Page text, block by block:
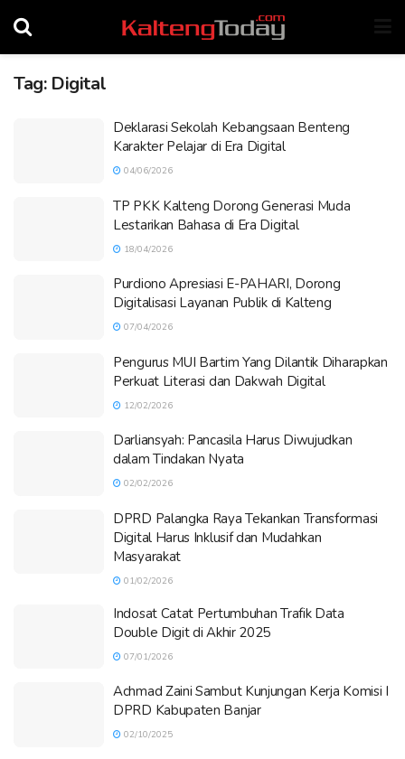
Tag: Digital
Deklarasi Sekolah Kebangsaan Benteng
Karakter Pelajar di Era Digital
04/06/2026
TP PKK Kalteng Dorong Generasi Muda
Lestarikan Bahasa di Era Digital
18/04/2026
Purdiono Apresiasi E-PAHARI, Dorong
Digitalisasi Layanan Publik di Kalteng
07/04/2026
Pengurus MUI Bartim Yang Dilantik Diharapkan
Perkuat Literasi dan Dakwah Digital
12/02/2026
Darliansyah: Pancasila Harus Diwujudkan
dalam Tindakan Nyata
02/02/2026
DPRD Palangka Raya Tekankan Transformasi
Digital Harus Inklusif dan Mudahkan
Masyarakat
01/02/2026
Indosat Catat Pertumbuhan Trafik Data
Double Digit di Akhir 2025
07/01/2026
Achmad Zaini Sambut Kunjungan Kerja Komisi I
DPRD Kabupaten Banjar
02/10/2025